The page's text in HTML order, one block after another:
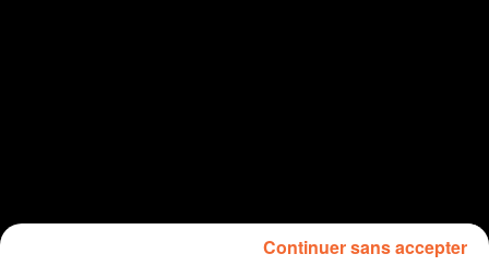
Continuer sans accepter